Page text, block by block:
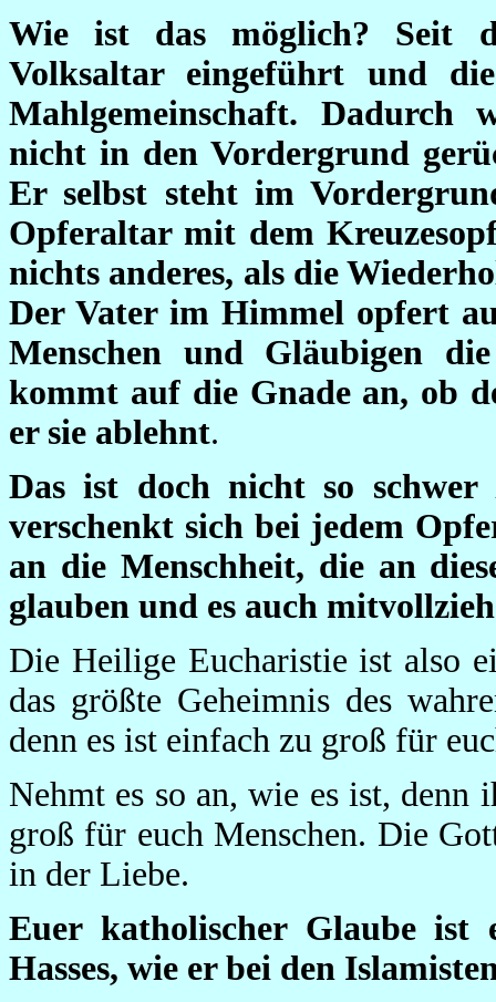
Wie ist das möglich? Seit
Volksaltar eingeführt und
Mahlgemeinschaft. Dadurch
nicht in den Vordergrund
Er selbst steht im
Opferaltar mit dem
nichts anderes, als die
Der Vater im Himmel opfert
Menschen und Gläubigen
kommt auf die Gnade an, ob
er sie ablehnt.
Das ist doch nicht so schwer
verschenkt sich bei jedem
an die Menschheit, die an
glauben und es auch
Die Heilige Eucharistie ist also
das größte Geheimnis des
denn es ist einfach zu groß für
Nehmt es so an, wie es ist,
groß für euch Menschen. Die
in der Liebe.
Euer katholischer Glaube
Hasses, wie er bei den